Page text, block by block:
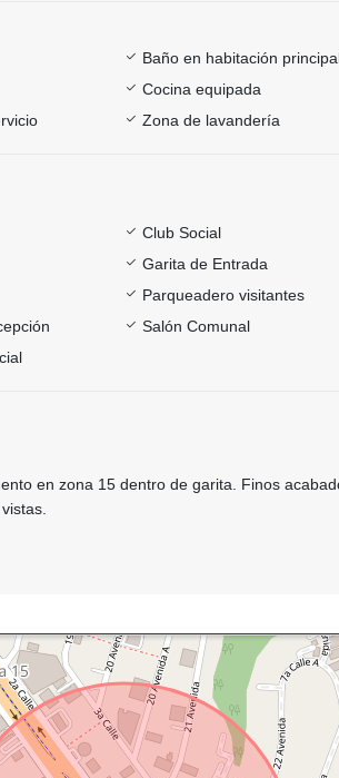
Baño en habitación
Cocina equipada
Zona de lavandería
Club Social
Garita de Entrada
Parqueadero visitantes
Salón Comunal
en zona 15 dentro de garita. Finos